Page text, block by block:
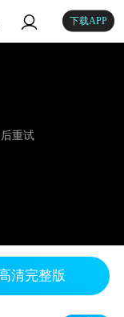
下载APP
重试
清完整版